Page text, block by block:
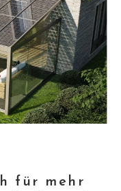
für mehr